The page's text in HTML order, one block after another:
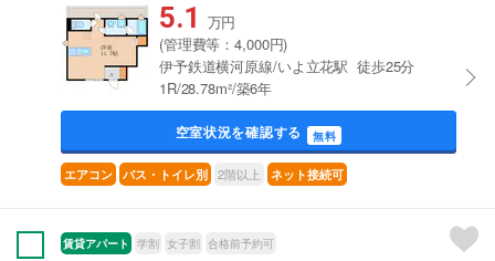
5.1 万円
(管理費等：4,000円)
伊予鉄道横河原線/いよ立花駅 徒歩25分
1R/28.78m²/築6年
空室状況を確認する 無料
エアコン バス・トイレ別 2階以上 ネット接続可
賃貸アパート 学割 女子割 合格前予約可